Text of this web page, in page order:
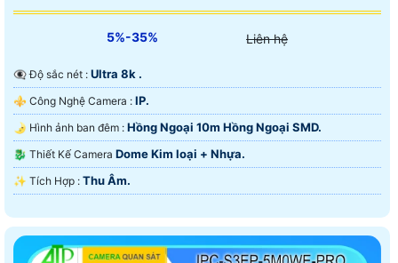
5%-35% Liên hệ
👁️‍🗨 Độ sắc nét : Ultra 8k .
⚜️ Công Nghệ Camera : IP.
🌛 Hình ảnh ban đêm : Hồng Ngoại 10m Hồng Ngoại SMD.
🐉️ Thiết Kế Camera Dome Kim loại + Nhựa.
️✨ Tích Hợp : Thu Âm.